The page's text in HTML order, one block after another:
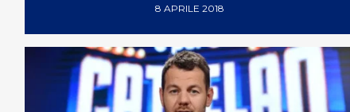
8 APRILE 2018